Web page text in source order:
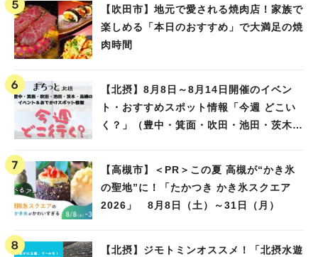
【吹田市】地元で愛される焼肉店！家族で
楽しめる「本日のおすすめ」で大満足の焼
肉時間
【北摂】8月8日～8月14日開催のイベン
ト・おすすめスポット情報「今週 どこい
く？」（豊中・箕面・吹田・池田・茨木・
【高槻市】＜PR＞この夏 高槻が“かき氷
の聖地”に！「たかつき かき氷スクエア
2026」 8月8日（土）～31日（月）
【北摂】ジモトミンオススメ！「北摂水遊